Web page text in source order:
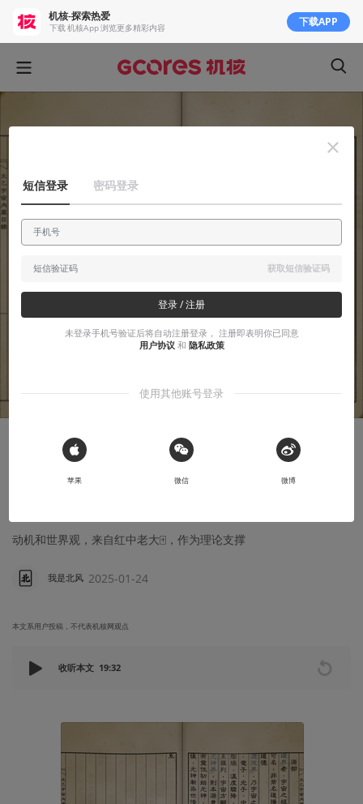
来啊坐忘道们，从零开始搞一个道诡异仙
动机和世界观，来自红中老大🀄️，作为理论支撑
我是北风 2025-01-24
本文系用户投稿，不代表机核网观点
收听本文 19:32
机核-探索热爱
下载 机核App 浏览更多精彩内容 下载APP
短信登录 密码登录
获取短信验证码
登录 / 注册
未登录手机号验证后将自动注册登录， 注册即表明你已同意
用户协议 和 隐私政策
使用其他账号登录
 Sign in with Apple
苹果 微信 微博